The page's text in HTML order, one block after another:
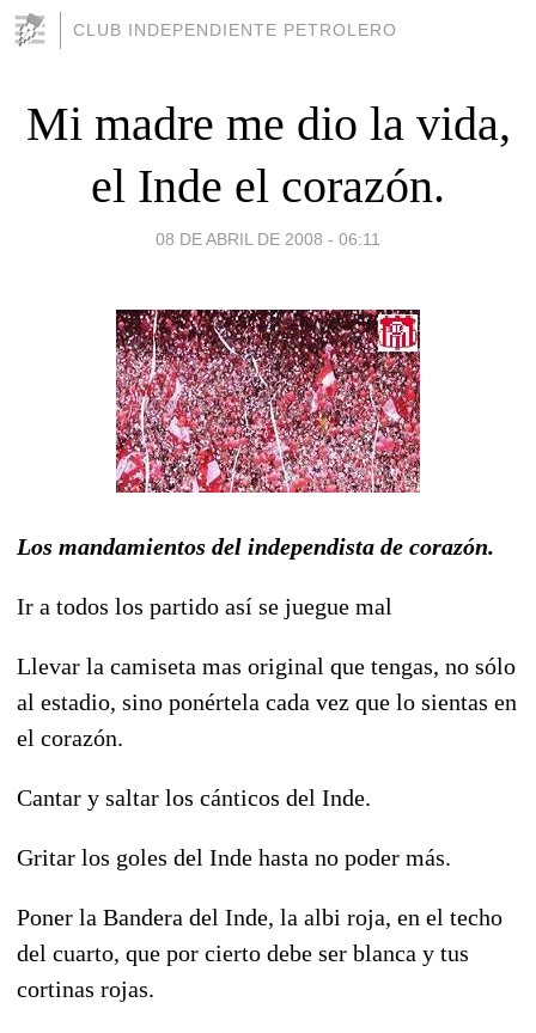
CLUB INDEPENDIENTE PETROLERO
Mi madre me dio la vida,
el Inde el corazón.
08 DE ABRIL DE 2008 - 06:11
Los mandamientos del independista de corazón.
Ir a todos los partido así se juegue mal
Llevar la camiseta mas original que tengas, no sólo
al estadio, sino ponértela cada vez que lo sientas en
el corazón.
Cantar y saltar los cánticos del Inde.
Gritar los goles del Inde hasta no poder más.
Poner la Bandera del Inde, la albi roja, en el techo
del cuarto, que por cierto debe ser blanca y tus
cortinas rojas.